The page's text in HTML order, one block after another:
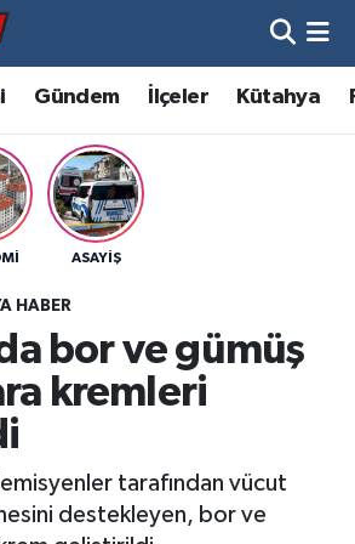
Gündem İlçeler Kütahya
ASAYIŞ
HABER
bor ve gümüş
kremleri
tarafından vücut
destekleyen, bor ve
Durumu ve Fikstür